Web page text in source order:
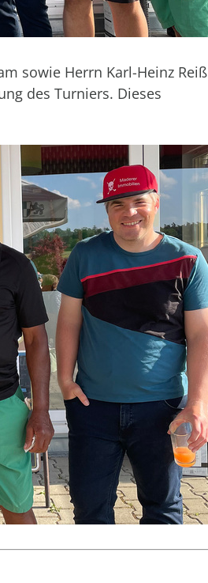
sowie Herrn Karl-Heinz Reiß
des Turniers. Dieses